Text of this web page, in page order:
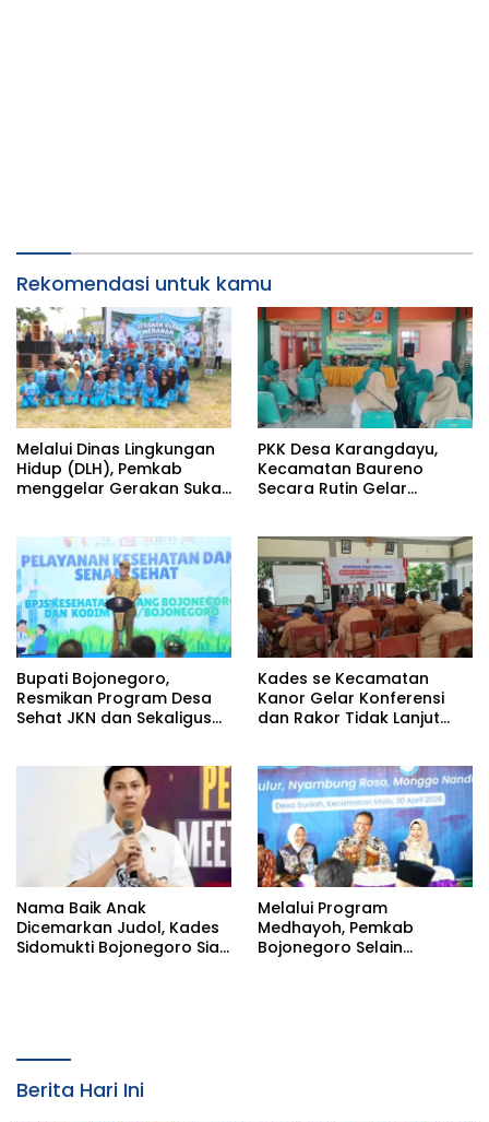
Rekomendasi untuk kamu
Melalui Dinas Lingkungan
Hidup (DLH), Pemkab
menggelar Gerakan Suka
PKK Desa Karangdayu,
Kecamatan Baureno
Secara Rutin Gelar
Bupati Bojonegoro,
Resmikan Program Desa
Sehat JKN dan Sekaligus
Kades se Kecamatan
Kanor Gelar Konferensi
dan Rakor Tidak Lanjut
Nama Baik Anak
Dicemarkan Judol, Kades
Sidomukti Bojonegoro Siap
Melalui Program
Medhayoh, Pemkab
Bojonegoro Selain
Berita Hari Ini